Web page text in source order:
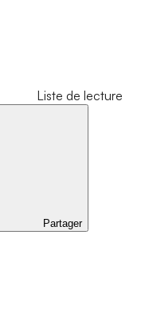
Liste de lecture
Partager